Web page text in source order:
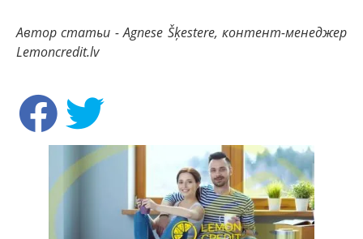
Автор статьи - Agnese Šķestere, контент-менеджер
Lemoncredit.lv